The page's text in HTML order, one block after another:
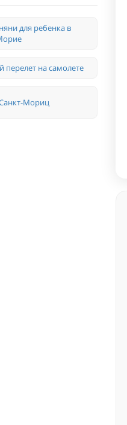
для ребенка в
перелет на самолете
Мориц